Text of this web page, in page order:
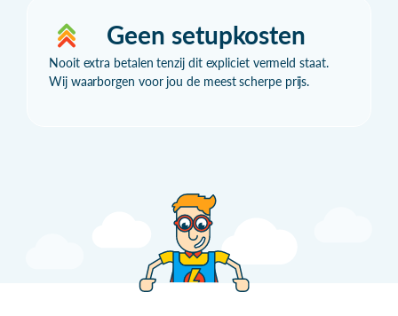
Geen setupkosten
Nooit extra betalen tenzij dit expliciet vermeld staat.
Wij waarborgen voor jou de meest scherpe prijs.